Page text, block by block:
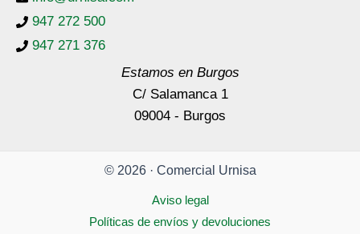
947 272 500
947 271 376
Estamos en Burgos
C/ Salamanca 1
09004 - Burgos
© 2026 · Comercial Urnisa
Aviso legal
Políticas de envíos y devoluciones